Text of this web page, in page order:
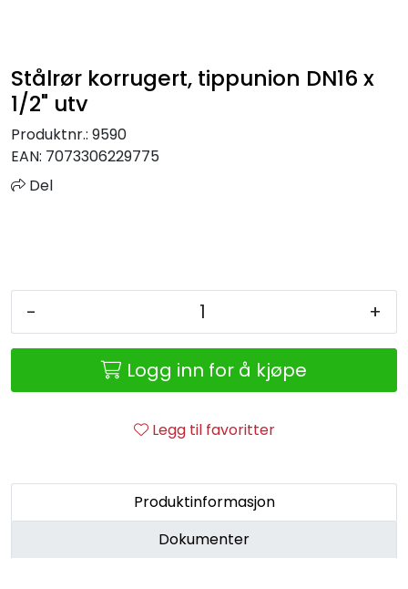
Stålrør korrugert, tippunion DN16 x
1/2" utv
Produktnr.: 9590
EAN: 7073306229775
Del
- +
Logg inn for å kjøpe
Legg til favoritter
Produktinformasjon
Dokumenter
Varmeanlegg
Outlet
Retur/reklamasjon